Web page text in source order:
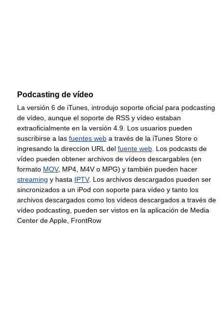
Podcasting de vídeo
La versión 6 de iTunes, introdujo soporte oficial para podcasting
de vídeo, aunque el soporte de RSS y vídeo estaban
extraoficialmente en la versión 4.9. Los usuarios pueden
suscribirse a las fuentes web a través de la iTunes Store o
ingresando la direccíon URL del fuente web . Los podcasts de
vídeo pueden obtener archivos de vídeos descargables (en
formato MOV, MP4, M4V o MPG) y también pueden hacer
streaming y hasta IPTV. Los archivos descargados pueden ser
sincronizados a un iPod con soporte para vídeo y tanto los
archivos descargados como los vídeos descargados a través de
vídeo podcasting, pueden ser vistos en la aplicación de Media
Center de Apple, FrontRow